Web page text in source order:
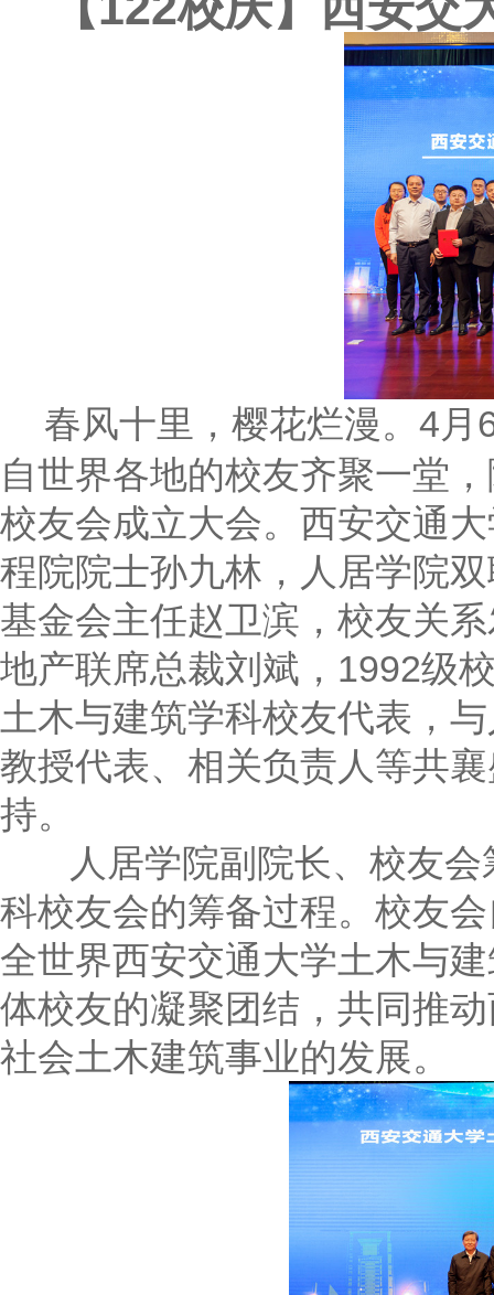
春风十里，樱花烂漫。4
自世界各地的校友齐聚一堂
校友会成立大会。西安交通
程院院士孙九林，人居学院
基金会主任赵卫滨，校友关
地产联席总裁刘斌，1992级
土木与建筑学科校友代表，
教授代表、相关负责人等共
持。
人居学院副院长、校友会
科校友会的筹备过程。校友
全世界西安交通大学土木与
体校友的凝聚团结，共同推
社会土木建筑事业的发展。